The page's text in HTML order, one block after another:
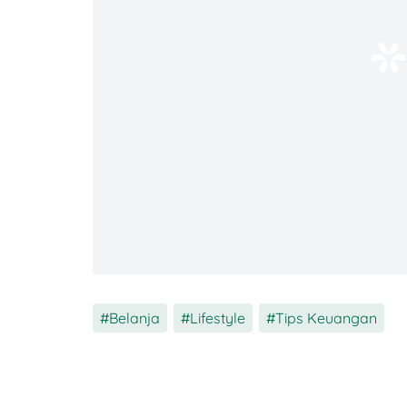
Untuk kamu yang mencari fungsi utama
Belanja Lifestyle Tips Keuangan